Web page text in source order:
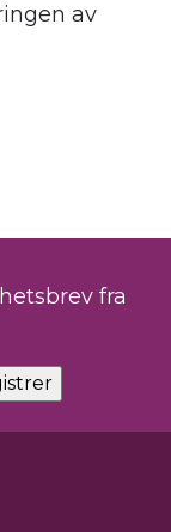
av
fra